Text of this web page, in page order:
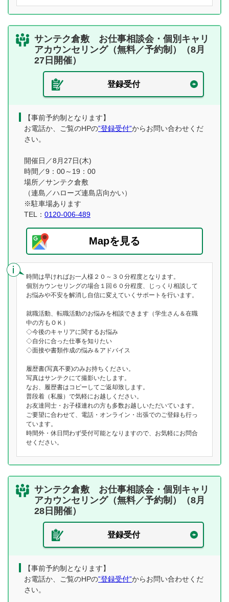
サンテク倉敷 お仕事相談会・個別キャリ
アカウンセリング（無料／予約制）（8月
27日開催）
登録受付
【事前予約制となります】
お電話か、ご覧のHPの”登録受付”からお問い合わせくだ
さい。
開催日／8月27日(木)
時間／9：00～19：00
場所／サンテク倉敷
（連島／ハローズ連島店向かい）
※駐車場あります
TEL： 0120-006-489
Mapを見る
時間は早ければお一人様２０～３０分程度となります。
個別カウンセリングの場合１回６０分程度、じっくり相談して
お悩みや不安を解消し自信に変えていくサポートを行います。
就職活動、転職活動のお悩みを相談できます（学生さん＆在職
中の方もＯＫ）
◇今後のキャリアに関するお悩み
◇自分に合った仕事を知りたい
◇面接や書類作成の悩み＆アドバイス
履歴書(写真不要)のみお持ちください。
写真はサンテクにて撮影いたします。
なお、履歴書はコピーしてご返却致します。
普段着（私服）で気軽にお越しください。
お友達同士・お子様連れの方も多数お越しいただいています。
ご要望に合わせて、電話・オンライン・出張でのご登録も行っ
ています。
時間外・休日問わず受付可能となりますので、お気軽にお問合
せください。
サンテク倉敷 お仕事相談会・個別キャリ
アカウンセリング（無料／予約制）（8月
28日開催）
登録受付
【事前予約制となります】
お電話か、ご覧のHPの”登録受付”からお問い合わせくだ
さい。